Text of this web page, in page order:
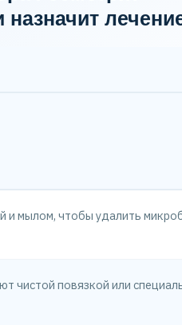
и мылом, чтобы удалить
чистой повязкой или